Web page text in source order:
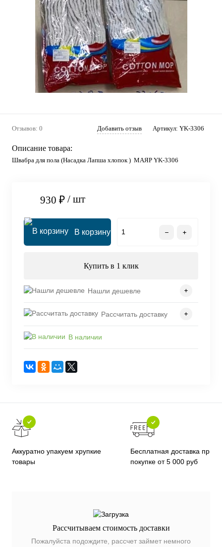
Отзывов: 0 Добавить отзыв Артикул: YK-3306
Описание товара:
Швабра для пола (Насадка Лапша хлопок ) МАЯР YK-3306
930 ₽ / шт
В корзину
Купить в 1 клик
Нашли дешевле
Рассчитать доставку
В наличии
Аккуратно упакуем хрупкие
товары
Бесплатная доставка при
покупке от 5 000 руб
Рассчитываем стоимость доставки
Пожалуйста подождите, рассчет займет немного